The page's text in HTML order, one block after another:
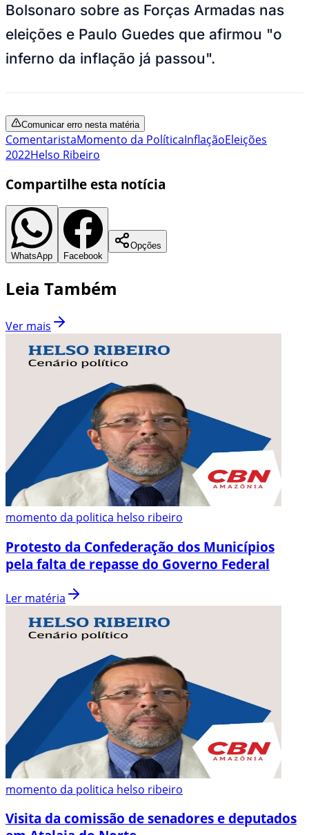
Bolsonaro sobre as Forças Armadas nas
eleições e Paulo Guedes que afirmou "o
inferno da inflação já passou".
Comunicar erro nesta matéria
ComentaristaMomento da PolíticaInflaçãoEleições
2022Helso Ribeiro
Compartilhe esta notícia
WhatsApp Facebook
Opções
Leia Também
Ver mais
momento da politica helso ribeiro
Protesto da Confederação dos Municípios
pela falta de repasse do Governo Federal
Ler matéria
momento da politica helso ribeiro
Visita da comissão de senadores e deputados